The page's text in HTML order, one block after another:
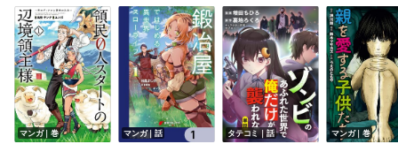
マンガ｜巻 マンガ｜話 タテコミ｜話 マンガ｜巻